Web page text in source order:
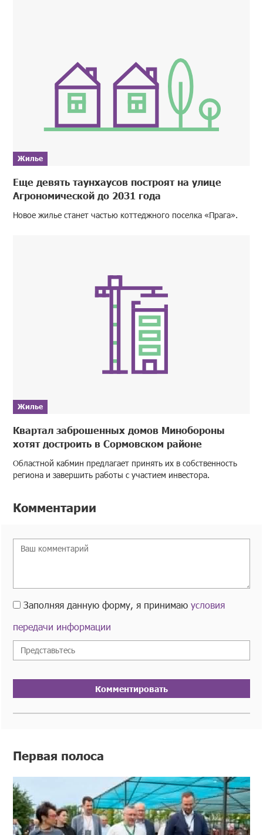
Жилье
Еще девять таунхаусов построят на улице
Агрономической до 2031 года
Новое жилье станет частью коттеджного поселка «Прага».
Жилье
Квартал заброшенных домов Минобороны
хотят достроить в Сормовском районе
Областной кабмин предлагает принять их в собственность
региона и завершить работы с участием инвестора.
Комментарии
Заполняя данную форму, я принимаюусловия
передачи информации
Комментировать
Первая полоса